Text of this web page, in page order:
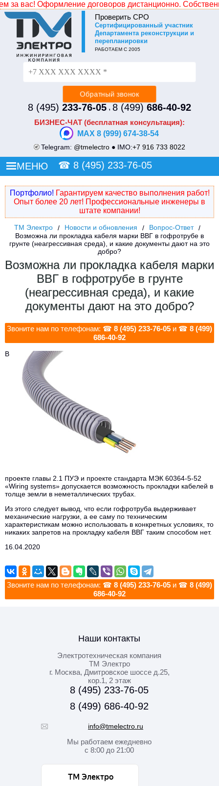
вас! Оформление договоров дистанционно.
Проверить СРО
Cертифицированный участник
Департамента реконструкции и
перепланировки
РАБОТАЕМ С 2005
8 (495) 233-76-05, 8 (499) 686-40-92
БИЗНЕС-ЧАТ (бесплатная консультация):
MAX 8 (999) 674-38-54
Telegram: @tmelectro ● IMO:+7 916 733 8022
☎ 8 (495) 233-76-05
МЕНЮ
Портфолио! Гарантируем качество выполнения работ!
Опыт более 20 лет! Профессиональные инженеры в
штате компании!
ТМ Электро Новости и обновления
Вопрос-Ответ
Возможна ли прокладка кабеля марки ВВГ в гофротрубе в
грунте (неагрессивная среда), и какие документы дают на это
добро?
Возможна ли прокладка кабеля марки
ВВГ в гофротрубе в грунте
(неагрессивная среда), и какие
документы дают на это добро?
Звоните нам по телефонам: ☎ 8 (495) 233-76-05 и ☎ 8 (499)
686-40-92
В
проекте главы 2.1 ПУЭ и проекте стандарта МЭК 60364-5-52
«Wiring systems» допускается возможность прокладки кабелей в
толще земли в неметаллических трубах.
Из этого следует вывод, что если гофротруба выдерживает
механические нагрузки, а ее саму по техническим
характеристикам можно использовать в конкретных условиях, то
никаких запретов на прокладку кабеля ВВГ таким способом нет.
16.04.2020
Звоните нам по телефонам: ☎ 8 (495) 233-76-05 и ☎ 8 (499)
686-40-92
Наши контакты
Электротехническая компания
ТМ Электро
г. Москва, Дмитровское шоссе д.25,
кор.1, 2 этаж
8 (495) 233-76-05
8 (499) 686-40-92
info@tmelectro.ru
Мы работаемежедневно
с 8:00 до 21:00
Не уходите без СКИДКИ!
Просто оставьте свой номер и наш менеджер
перезвонит и сделает Вам индивидуальное ценовое